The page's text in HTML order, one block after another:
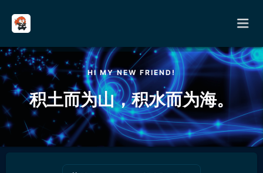
首页
分类
其它
HI MY NEW FRIEND!
积土而为山，积水而为海。